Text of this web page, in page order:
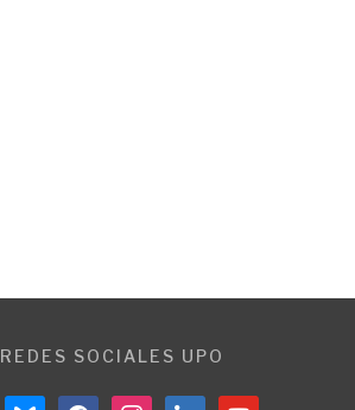
REDES SOCIALES UPO